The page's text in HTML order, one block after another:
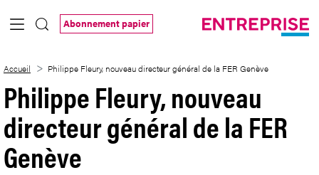
Saut au contenu principal
Abonnement papier
Accueil Philippe Fleury, nouveau directeur général de la FER Genève
Philippe Fleury, nouveau
directeur général de la FER
Genève